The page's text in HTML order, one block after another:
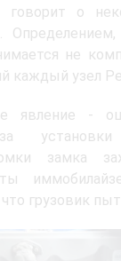
о
не
каждый узел
явление -
установки
замка
грузовик